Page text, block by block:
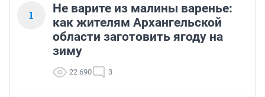
1
Не варите из малины варенье:
как жителям Архангельской
области заготовить ягоду на
зиму
22 690 3